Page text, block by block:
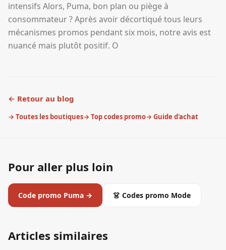
intensifs Alors, Puma, bon plan ou piège à
consommateur ? Après avoir décortiqué tous leurs
mécanismes promos pendant six mois, notre avis est
nuancé mais plutôt positif. O
← Retour au blog
→ Toutes les boutiques→ Top codes promo→ Guide d'achat
Pour aller plus loin
Code promo Puma → 👗 Codes promo Mode
Articles similaires